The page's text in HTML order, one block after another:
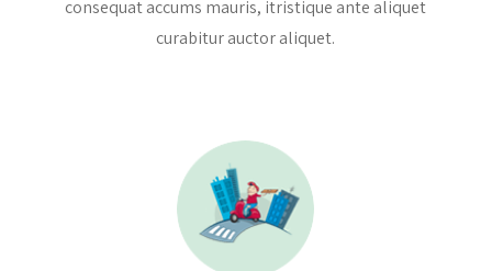
consequat accums mauris, itristique ante aliquet
curabitur auctor aliquet.